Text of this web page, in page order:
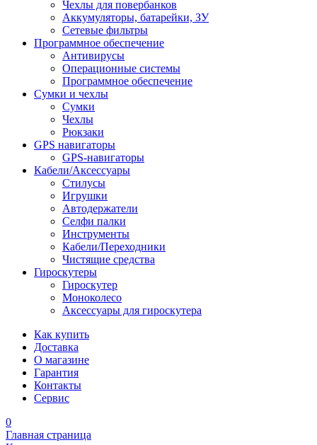
Чехлы для повербанков
Аккумуляторы, батарейки, ЗУ
Сетевые фильтры
Программное обеспечение
Антивирусы
Операционные системы
Программное обеспечение
Сумки и чехлы
Сумки
Чехлы
Рюкзаки
GPS навигаторы
GPS-навигаторы
Кабели/Аксессуары
Стилусы
Игрушки
Автодержатели
Селфи палки
Инструменты
Кабели/Переходники
Чистящие средства
Гироскутеры
Гироскутер
Моноколесо
Аксессуары для гироскутера
Как купить
Доставка
О магазине
Гарантия
Контакты
Сервис
0
Главная страница